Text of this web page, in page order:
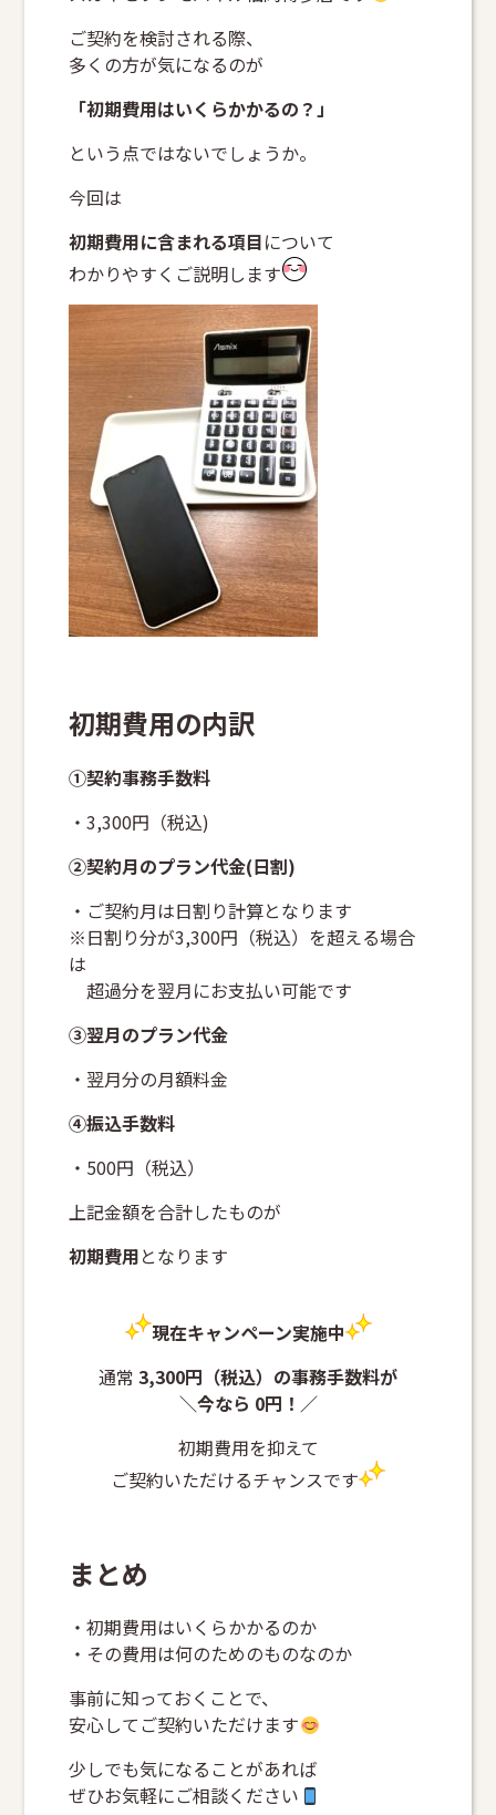
ご契約を検討される際、
多くの方が気になるのが
「初期費用はいくらかかるの？」
という点ではないでしょうか。
今回は
初期費用に含まれる項目について
わかりやすくご説明します
初期費用の内訳
①契約事務手数料
・3,300円（税込)
➁契約月のプラン代金(日割)
・ご契約月は日割り計算となります
※日割り分が3,300円（税込）を超える場合
は
超過分を翌月にお支払い可能です
③翌月のプラン代金
・翌月分の月額料金
④振込手数料
・500円（税込）
上記金額を合計したものが
初期費用となります
現在キャンペーン実施中
通常 3,300円（税込）の事務手数料が
＼今なら 0円！／
初期費用を抑えて
ご契約いただけるチャンスです
まとめ
・初期費用はいくらかかるのか
・その費用は何のためのものなのか
事前に知っておくことで、
安心してご契約いただけます
少しでも気になることがあれば
ぜひお気軽にご相談ください